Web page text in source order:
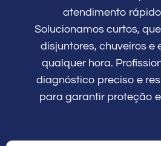
atendimento
Solucionamos curtos,
disjuntores, chuveiros e
qualquer hora.
diagnóstico preciso e
para garantir proteção